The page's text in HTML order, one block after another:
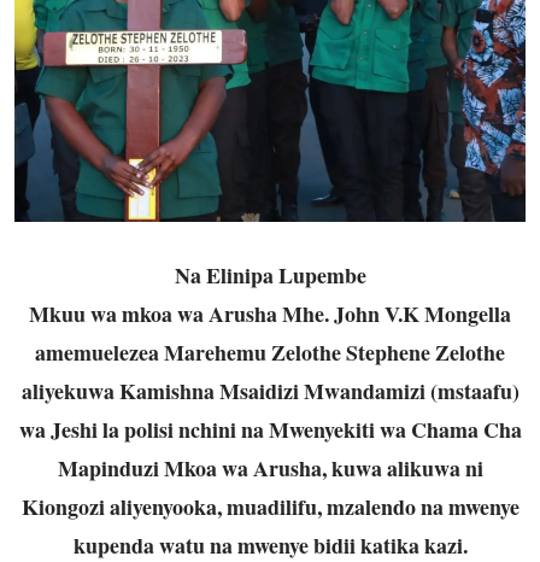
Na Elinipa Lupembe
Mkuu wa mkoa wa Arusha Mhe. John V.K Mongella
amemuelezea Marehemu Zelothe Stephene Zelothe
aliyekuwa Kamishna Msaidizi Mwandamizi (mstaafu)
wa Jeshi la polisi nchini na Mwenyekiti wa Chama Cha
Mapinduzi Mkoa wa Arusha, kuwa alikuwa ni
Kiongozi aliyenyooka, muadilifu, mzalendo na mwenye
kupenda watu na mwenye bidii katika kazi.